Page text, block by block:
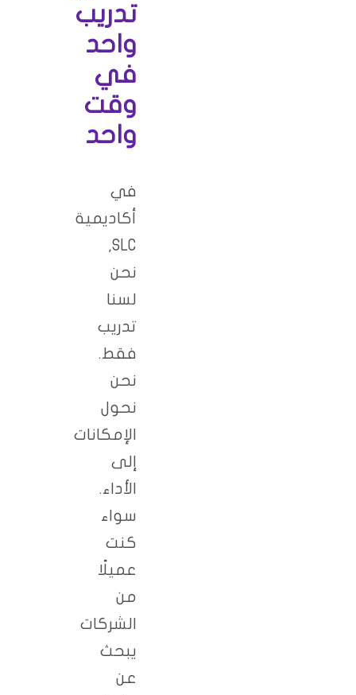
تدريب
واحد
في
وقت
واحد
في
أكاديمية
SLC,
نحن
لسنا
تدريب
فقط.
نحن
نحول
الإمكانات
إلى
الأداء.
سواء
كنت
عميلًا
من
الشركات
يبحث
عن